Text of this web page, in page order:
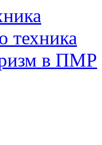
техника
в ПМР